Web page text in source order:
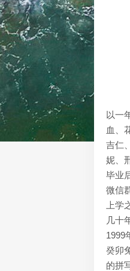
以一
血、
吉仁
妮、
毕业
微信
上
几十
1999
癸卯
的拼